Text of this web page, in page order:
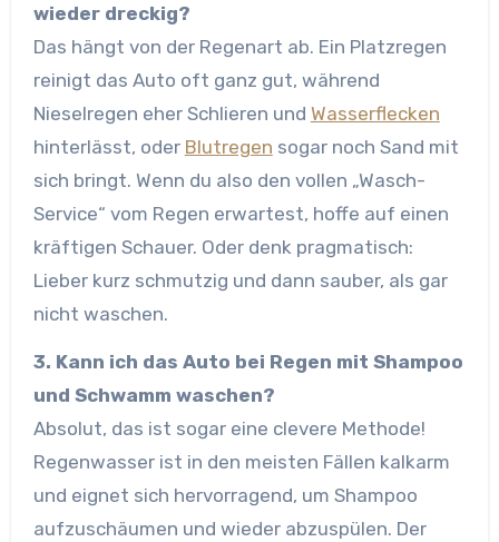
wieder dreckig?
Das hängt von der Regenart ab. Ein Platzregen
reinigt das Auto oft ganz gut, während
Nieselregen eher Schlieren und Wasserflecken
hinterlässt, oder Blutregen sogar noch Sand mit
sich bringt. Wenn du also den vollen „Wasch-
Service“ vom Regen erwartest, hoffe auf einen
kräftigen Schauer. Oder denk pragmatisch:
Lieber kurz schmutzig und dann sauber, als gar
nicht waschen.
3. Kann ich das Auto bei Regen mit Shampoo
und Schwamm waschen?
Absolut, das ist sogar eine clevere Methode!
Regenwasser ist in den meisten Fällen kalkarm
und eignet sich hervorragend, um Shampoo
aufzuschäumen und wieder abzuspülen. Der